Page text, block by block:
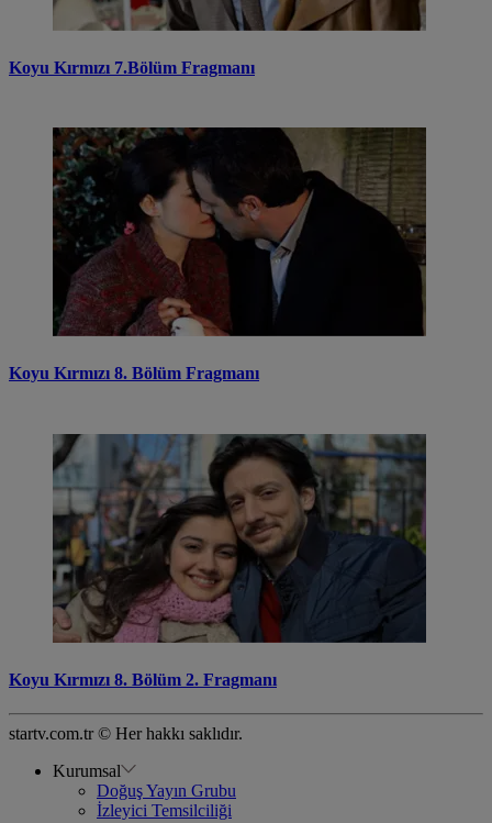
Koyu Kırmızı 7.Bölüm Fragmanı
Koyu Kırmızı 8. Bölüm Fragmanı
Koyu Kırmızı 8. Bölüm 2. Fragmanı
startv.com.tr © Her hakkı saklıdır.
Kurumsal
Doğuş Yayın Grubu
İzleyici Temsilciliği